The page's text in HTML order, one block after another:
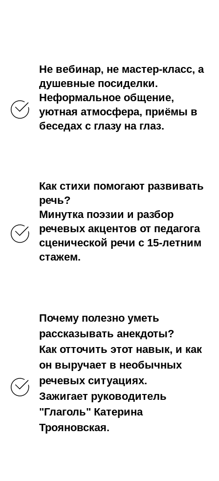
Не вебинар, не мастер-класс, а
душевные посиделки.
Неформальное общение,
уютная атмосфера, приёмы в
беседах с глазу на глаз.
Как стихи помогают развивать
речь?
Минутка поэзии и разбор
речевых акцентов от педагога
сценической речи с 15-летним
стажем.
Почему полезно уметь
рассказывать анекдоты?
Как отточить этот навык, и как
он выручает в необычных
речевых ситуациях.
Зажигает руководитель
"Глаголь" Катерина
Трояновская.